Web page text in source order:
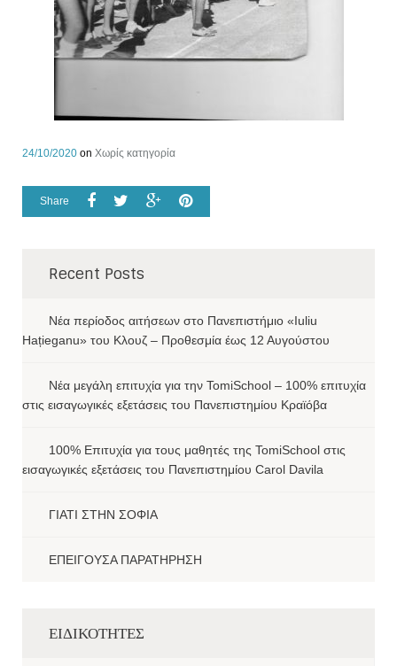
24/10/2020 on Χωρίς κατηγορία
Share
Recent Posts
Νέα περίοδος αιτήσεων στο Πανεπιστήμιο «Iuliu
Hațieganu» του Κλουζ – Προθεσμία έως 12 Αυγούστου
Νέα μεγάλη επιτυχία για την TomiSchool – 100% επιτυχία
στις εισαγωγικές εξετάσεις του Πανεπιστημίου Κραϊόβα
100% Επιτυχία για τους μαθητές της TomiSchool στις
εισαγωγικές εξετάσεις του Πανεπιστημίου Carol Davila
ΓΙΑΤΙ ΣΤΗΝ ΣΟΦΙΑ
ΕΠΕΙΓΟΥΣΑ ΠΑΡΑΤΗΡΗΣΗ
ΕΙΔΙΚΟΤΗΤΕΣ